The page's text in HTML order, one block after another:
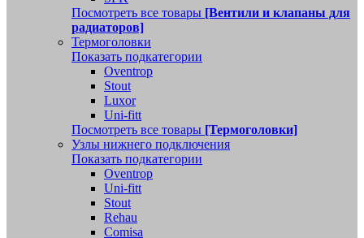
Посмотреть все товары [Вентили и клапаны для
радиаторов]
Термоголовки
Показать подкатегории
Oventrop
Stout
Luxor
Uni-fitt
Посмотреть все товары [Термоголовки]
Узлы нижнего подключения
Показать подкатегории
Oventrop
Uni-fitt
Stout
Rehau
Comisa